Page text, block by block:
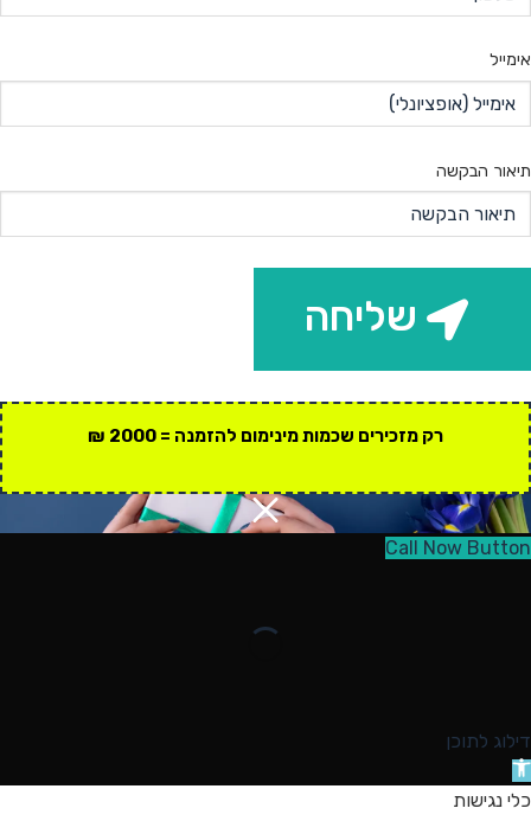
אימייל
תיאור הבקשה
שליחה
רק מזכירים שכמות מינימום להזמנה = 2000 ₪
Call Now Button
דילוג לתוכן
פתח
סרגל
כלי נגישות